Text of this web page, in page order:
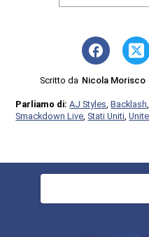
Scritto da Nicola Morisco
Parliamo di:AJ Styles,Backlash
Smackdown Live,Stati Uniti,
Ricerca